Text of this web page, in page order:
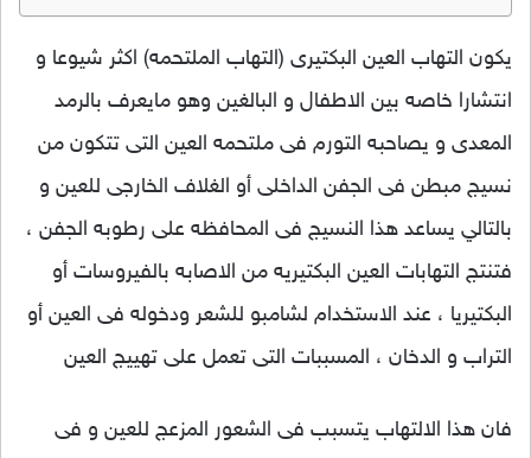
يكون التهاب العين البكتيرى (التهاب الملتحمه) اكثر شيوعا و
انتشارا خاصه بين الاطفال و البالغين وهو مايعرف بالرمد
المعدى و يصاحبه التورم فى ملتحمه العين التى تتكون من
نسيج مبطن فى الجفن الداخلى أو الغلاف الخارجى للعين و
بالتالي يساعد هذا النسيج فى المحافظه على رطوبه الجفن ،
فتنتج التهابات العين البكتيريه من الاصابه بالفيروسات أو
البكتيريا ، عند الاستخدام لشامبو للشعر ودخوله فى العين أو
التراب و الدخان ، المسببات التى تعمل على تهييج العين
فان هذا الالتهاب يتسبب فى الشعور المزعج للعين و فى